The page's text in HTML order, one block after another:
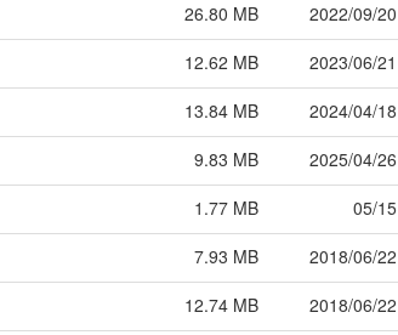
26.80 MB
2022/09/20
12.62 MB
2023/06/21
13.84 MB
2024/04/18
9.83 MB
2025/04/26
1.77 MB
05/15
7.93 MB
2018/06/22
12.74 MB
2018/06/22